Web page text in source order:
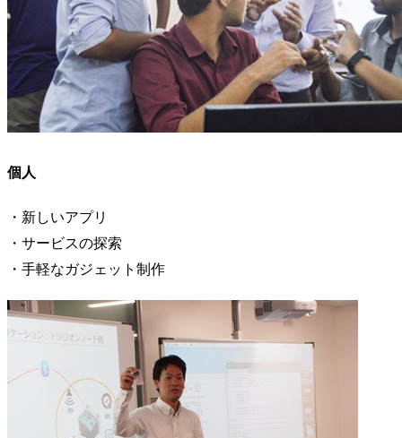
個人
・新しいアプリ
・サービスの探索
・手軽なガジェット制作